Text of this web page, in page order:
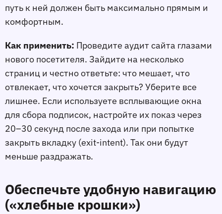
путь к ней должен быть максимально прямым и
комфортным.
Как применить: Проведите аудит сайта глазами
нового посетителя. Зайдите на несколько
страниц и честно ответьте: что мешает, что
отвлекает, что хочется закрыть? Уберите всe
лишнее. Если используете всплывающие окна
для сбора подписок, настройте их показ через
20–30 секунд после захода или при попытке
закрыть вкладку (exit-intent). Так они будут
меньше раздражать.
Обеспечьте удобную навигацию
(«хлебные крошки»)